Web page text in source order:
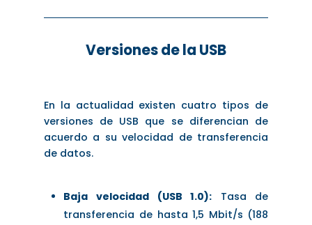
Versiones de la USB
En la actualidad existen cuatro tipos de
versiones de USB que se diferencian de
acuerdo a su velocidad de transferencia
de datos.
Baja velocidad (USB 1.0): Tasa de
transferencia de hasta 1,5 Mbit/s (188